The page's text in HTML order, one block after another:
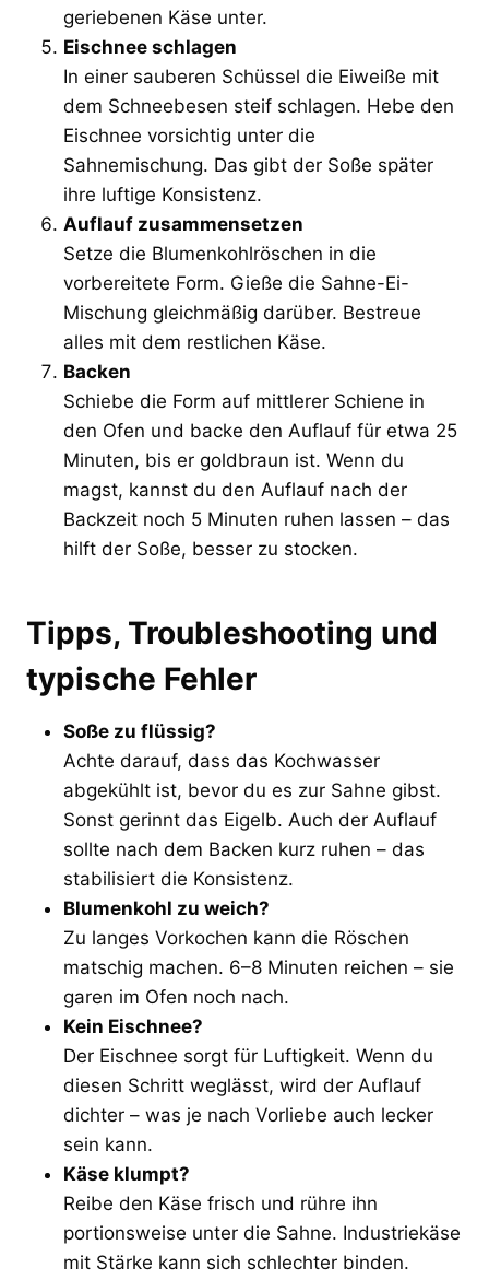
geriebenen Käse unter.
Eischnee schlagen
In einer sauberen Schüssel die Eiweiße mit
dem Schneebesen steif schlagen. Hebe den
Eischnee vorsichtig unter die
Sahnemischung. Das gibt der Soße später
ihre luftige Konsistenz.
Auflauf zusammensetzen
Setze die Blumenkohlröschen in die
vorbereitete Form. Gieße die Sahne-Ei-
Mischung gleichmäßig darüber. Bestreue
alles mit dem restlichen Käse.
Backen
Schiebe die Form auf mittlerer Schiene in
den Ofen und backe den Auflauf für etwa 25
Minuten, bis er goldbraun ist. Wenn du
magst, kannst du den Auflauf nach der
Backzeit noch 5 Minuten ruhen lassen – das
hilft der Soße, besser zu stocken.
Tipps, Troubleshooting und
typische Fehler
Soße zu flüssig?
Achte darauf, dass das Kochwasser
abgekühlt ist, bevor du es zur Sahne gibst.
Sonst gerinnt das Eigelb. Auch der Auflauf
sollte nach dem Backen kurz ruhen – das
stabilisiert die Konsistenz.
Blumenkohl zu weich?
Zu langes Vorkochen kann die Röschen
matschig machen. 6–8 Minuten reichen – sie
garen im Ofen noch nach.
Kein Eischnee?
Der Eischnee sorgt für Luftigkeit. Wenn du
diesen Schritt weglässt, wird der Auflauf
dichter – was je nach Vorliebe auch lecker
sein kann.
Käse klumpt?
Reibe den Käse frisch und rühre ihn
portionsweise unter die Sahne. Industriekäse
mit Stärke kann sich schlechter binden.